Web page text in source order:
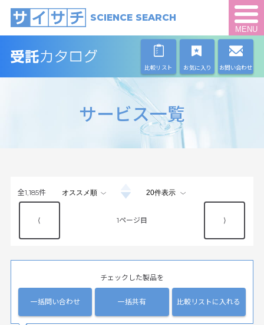
SCIENCE SEARCH
MENU
比較リスト お気に入り お問い合わせ
サービス一覧
全1,185件
⟨ 1 ⟩
チェックした製品を
一括問い合わせ 一括共有 比較リストに入れる